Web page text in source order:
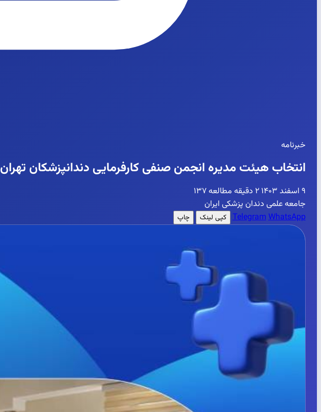
خبرنامه
انتخاب هیئت مدیره انجمن صنفی کارفرمایی دندانپزشکان تهران
۹ اسفند ۱۴۰۳ ۲ دقیقه مطالعه
۱۳۷
جامعه علمی دندان پزشکی ایران
TelegramWhatsApp کپی لینک چاپ